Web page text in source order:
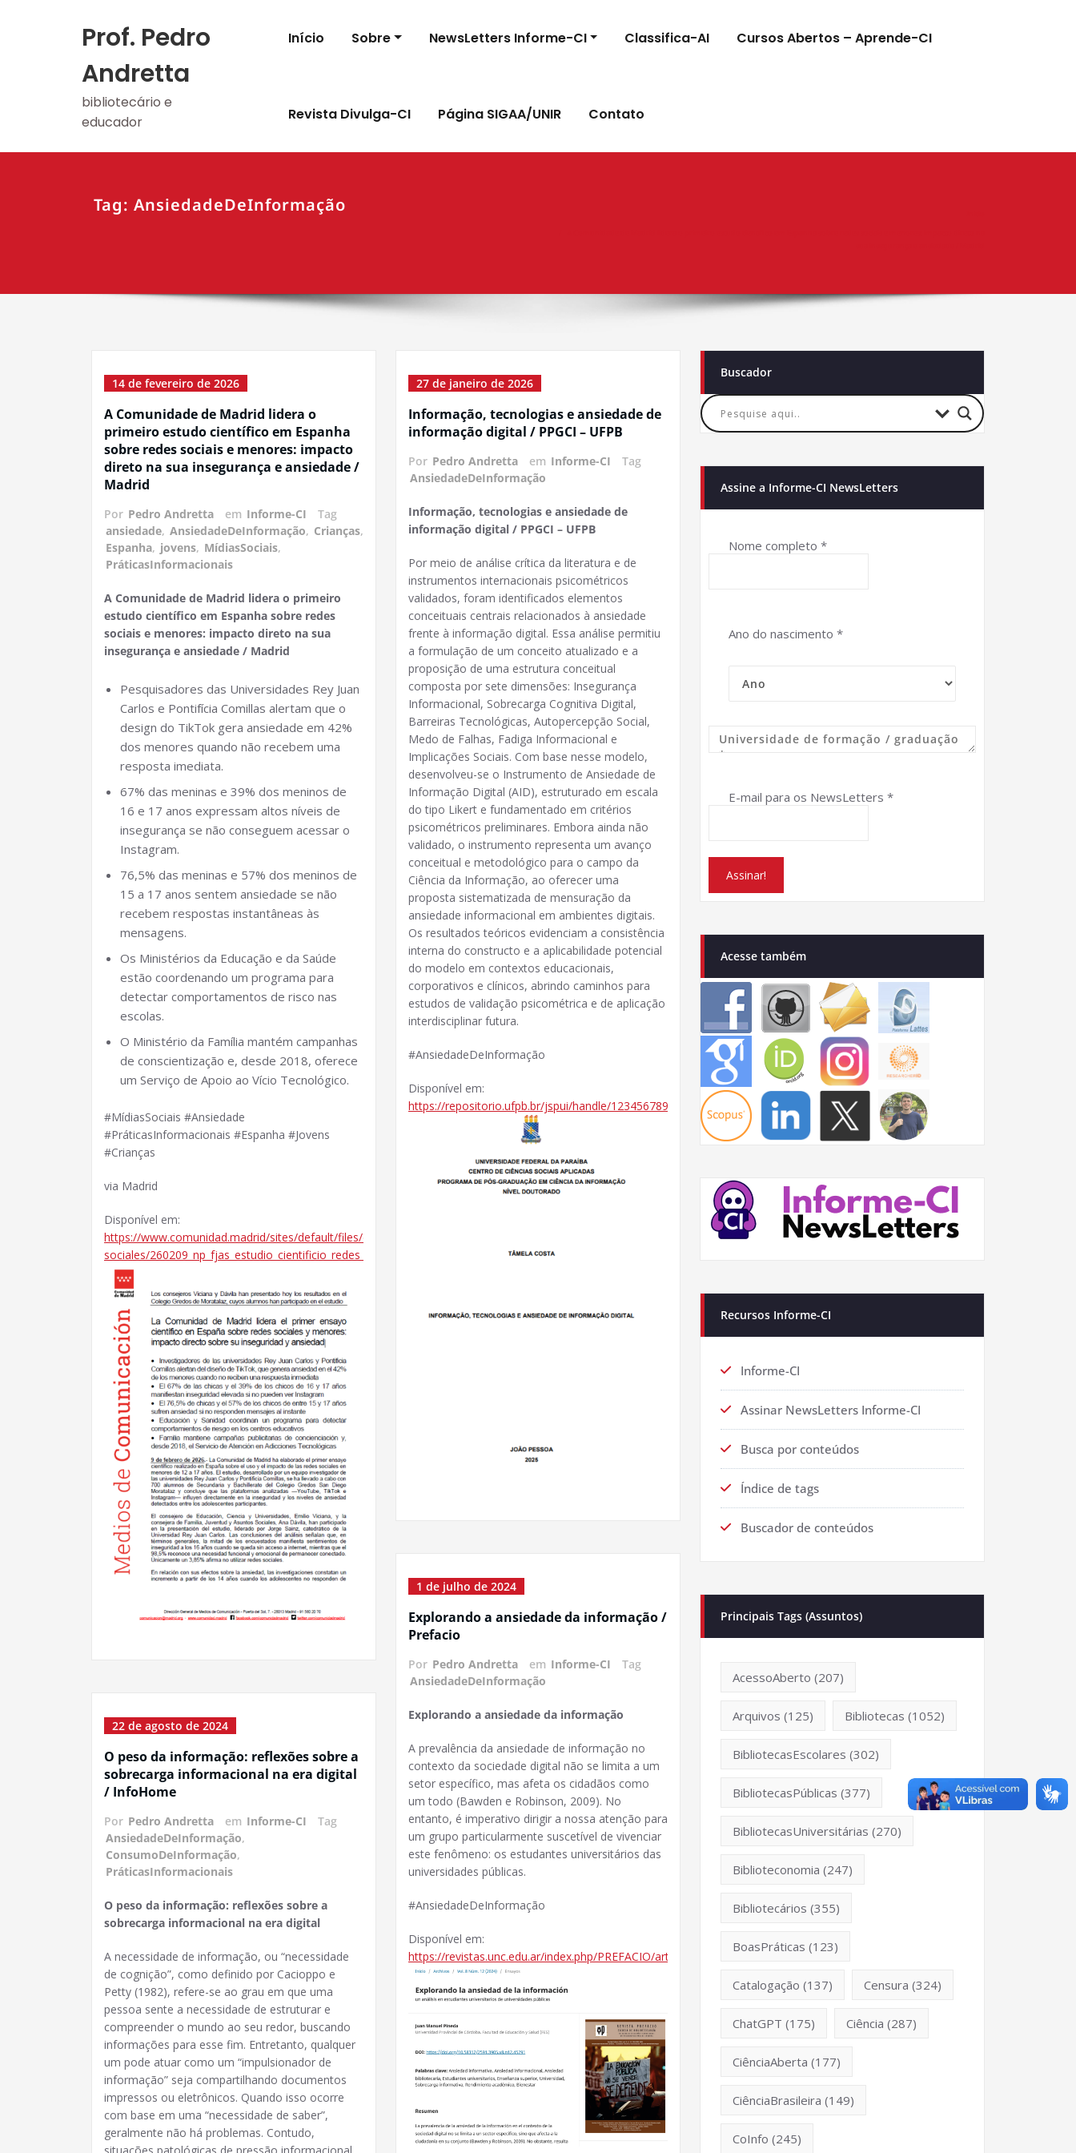
Prof. Pedro
Andretta
bibliotecário e
educador
Início Sobre NewsLetters Informe-CI Classifica-AI Cursos Abertos – Aprende-CI
Revista Divulga-CI Página SIGAA/UNIR Contato
Tag: AnsiedadeDeInformação
14 de fevereiro de 2026
A Comunidade de Madrid lidera o
primeiro estudo científico em Espanha
sobre redes sociais e menores: impacto
direto na sua insegurança e ansiedade /
Madrid
Por Pedro Andretta em Informe-CI
Tag
ansiedade, AnsiedadeDeInformação, Crianças,
Espanha, jovens, MídiasSociais,
PráticasInformacionais
A Comunidade de Madrid lidera o primeiro
estudo científico em Espanha sobre redes
sociais e menores: impacto direto na sua
insegurança e ansiedade / Madrid
Pesquisadores das Universidades Rey Juan
Carlos e Pontifícia Comillas alertam que o
design do TikTok gera ansiedade em 42%
dos menores quando não recebem uma
resposta imediata.
67% das meninas e 39% dos meninos de
16 e 17 anos expressam altos níveis de
insegurança se não conseguem acessar o
Instagram.
76,5% das meninas e 57% dos meninos de
15 a 17 anos sentem ansiedade se não
recebem respostas instantâneas às
mensagens.
Os Ministérios da Educação e da Saúde
estão coordenando um programa para
detectar comportamentos de risco nas
escolas.
O Ministério da Família mantém campanhas
de conscientização e, desde 2018, oferece
um Serviço de Apoio ao Vício Tecnológico.
#MídiasSociais #Ansiedade
#PráticasInformacionais #Espanha #Jovens
#Crianças
via Madrid
Disponível em:
https://www.comunidad.madrid/sites/default/files/doc/servicios-
sociales/260209_np_fjas_estudio_cientificio_redes_sociales.pdf
22 de agosto de 2024
O peso da informação: reflexões sobre a
sobrecarga informacional na era digital
/ InfoHome
Por Pedro Andretta em Informe-CI
Tag
AnsiedadeDeInformação,
ConsumoDeInformação,
PráticasInformacionais
O peso da informação: reflexões sobre a
sobrecarga informacional na era digital
A necessidade de informação, ou “necessidade
de cognição”, como definido por Cacioppo e
Petty (1982), refere-se ao grau em que uma
pessoa sente a necessidade de estruturar e
compreender o mundo ao seu redor, buscando
informações para esse fim. Entretanto, qualquer
um pode atuar como um “impulsionador de
informação” seja compartilhando documentos
impressos ou eletrônicos. Quando isso ocorre
com base em uma “necessidade de saber”,
geralmente não há problemas. Contudo,
27 de janeiro de 2026
Informação, tecnologias e ansiedade de
informação digital / PPGCI – UFPB
Por Pedro Andretta em Informe-CI
Tag
AnsiedadeDeInformação
Informação, tecnologias e ansiedade de
informação digital / PPGCI – UFPB
Por meio de análise crítica da literatura e de
instrumentos internacionais psicométricos
validados, foram identificados elementos
conceituais centrais relacionados à ansiedade
frente à informação digital. Essa análise permitiu
a formulação de um conceito atualizado e a
proposição de uma estrutura conceitual
composta por sete dimensões: Insegurança
Informacional, Sobrecarga Cognitiva Digital,
Barreiras Tecnológicas, Autopercepção Social,
Medo de Falhas, Fadiga Informacional e
Implicações Sociais. Com base nesse modelo,
desenvolveu-se o Instrumento de Ansiedade de
Informação Digital (AID), estruturado em escala
do tipo Likert e fundamentado em critérios
psicométricos preliminares. Embora ainda não
validado, o instrumento representa um avanço
conceitual e metodológico para o campo da
Ciência da Informação, ao oferecer uma
proposta sistematizada de mensuração da
ansiedade informacional em ambientes digitais.
Os resultados teóricos evidenciam a consistência
interna do constructo e a aplicabilidade potencial
do modelo em contextos educacionais,
corporativos e clínicos, abrindo caminhos para
estudos de validação psicométrica e de aplicação
interdisciplinar futura.
#AnsiedadeDeInformação
Disponível em:
https://repositorio.ufpb.br/jspui/handle/123456789/37413
1 de julho de 2024
Explorando a ansiedade da informação /
Prefacio
Por Pedro Andretta em Informe-CI
Tag
AnsiedadeDeInformação
Explorando a ansiedade da informação
A prevalência da ansiedade de informação no
contexto da sociedade digital não se limita a um
setor específico, mas afeta os cidadãos como
um todo (Bawden e Robinson, 2009). No
entanto, é imperativo dirigir a nossa atenção para
um grupo particularmente suscetível de vivenciar
este fenômeno: os estudantes universitários das
universidades públicas.
#AnsiedadeDeInformação
Disponível em:
https://revistas.unc.edu.ar/index.php/PREFACIO/article/view/45291
Buscador
Assine a Informe-CI NewsLetters
Nome completo *
Ano do nascimento *
E-mail para os NewsLetters *
Acesse também
Recursos Informe-CI
Informe-CI
Assinar NewsLetters Informe-CI
Busca por conteúdos
Índice de tags
Buscador de conteúdos
Principais Tags (Assuntos)
AcessoAberto (207)
Arquivos (125) Bibliotecas (1052)
BibliotecasEscolares (302)
BibliotecasPúblicas (377)
BibliotecasUniversitárias (270)
Biblioteconomia (247)
Bibliotecários (355)
BoasPráticas (123)
Catalogação (137) Censura (324)
ChatGPT (175) Ciência (287)
CiênciaAberta (177)
CiênciaBrasileira (149)
CoInfo (245)